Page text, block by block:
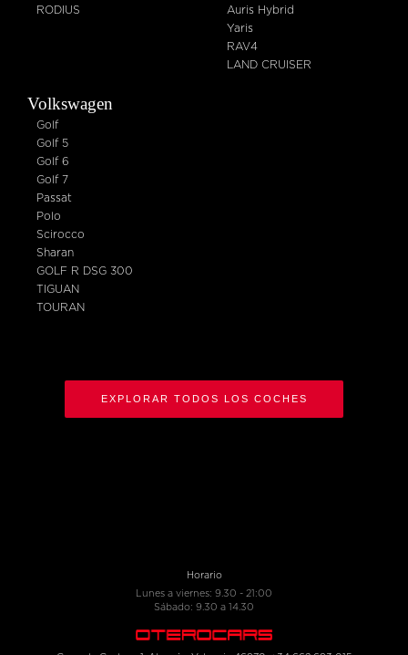
RODIUS
Auris Hybrid
Yaris
RAV4
LAND CRUISER
Volkswagen
Golf
Golf 5
Golf 6
Golf 7
Passat
Polo
Scirocco
Sharan
GOLF R DSG 300
TIGUAN
TOURAN
EXPLORAR TODOS LOS COCHES
Horario
Lunes a viernes: 9.30 - 21:00
Sábado: 9.30 a 14.30